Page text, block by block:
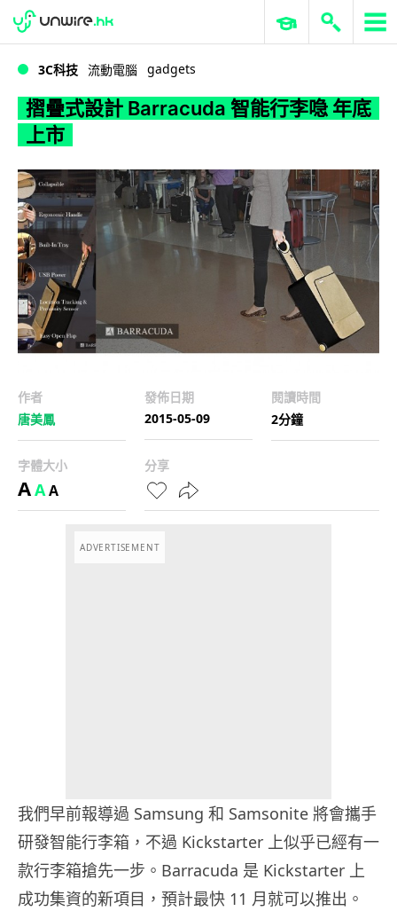
摺疊式設計 Barracuda 智能行李喼 年底上市
WWDC 2026 ERP 與商業 AI
3C科技 流動電腦 gadgets
摺疊式設計 Barracuda 智能行李喼 年底
上市
作者
唐美鳳
發佈日期
2015-05-09
閱讀時間
2分鐘
字體大小
AAA
分享
ADVERTISEMENT
我們早前報導過 Samsung 和 Samsonite 將會攜手
研發智能行李箱，不過 Kickstarter 上似乎已經有一
款行李箱搶先一步。Barracuda 是 Kickstarter 上
成功集資的新項目，預計最快 11 月就可以推出。